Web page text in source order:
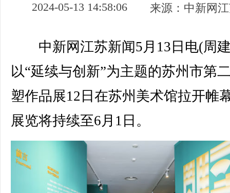
2024-05-13 14:58:06 来源：中新网
中新网江苏新闻5月13日电(周
以“延续与创新”为主题的苏州市第
塑作品展12日在苏州美术馆拉开帷
展览将持续至6月1日。